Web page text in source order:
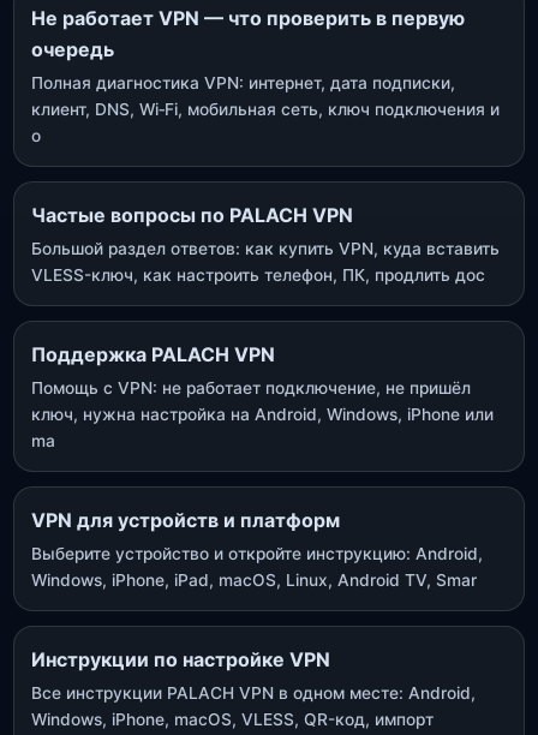
Не работает VPN — что проверить в первую
очередь
Полная диагностика VPN: интернет, дата подписки,
клиент, DNS, Wi‑Fi, мобильная сеть, ключ подключения и
о
Частые вопросы по PALACH VPN
Большой раздел ответов: как купить VPN, куда вставить
VLESS-ключ, как настроить телефон, ПК, продлить дос
Поддержка PALACH VPN
Помощь с VPN: не работает подключение, не пришёл
ключ, нужна настройка на Android, Windows, iPhone или
ma
VPN для устройств и платформ
Выберите устройство и откройте инструкцию: Android,
Windows, iPhone, iPad, macOS, Linux, Android TV, Smar
Инструкции по настройке VPN
Все инструкции PALACH VPN в одном месте: Android,
Windows, iPhone, macOS, VLESS, QR-код, импорт